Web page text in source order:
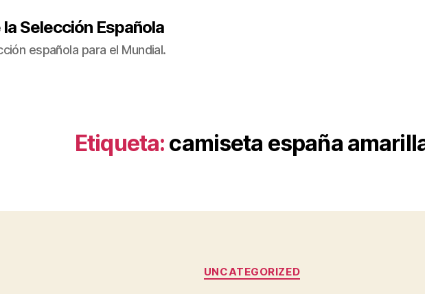
Selección Española
española para el Mundial.
Etiqueta: camiseta españa
Categorías
UNCATEGORIZED